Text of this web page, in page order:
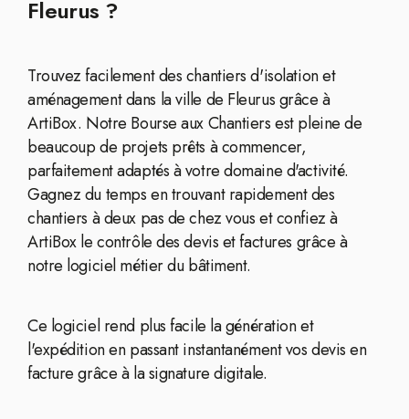
Fleurus ?
Trouvez facilement des chantiers d'isolation et
aménagement dans la ville de Fleurus grâce à
ArtiBox. Notre Bourse aux Chantiers est pleine de
beaucoup de projets prêts à commencer,
parfaitement adaptés à votre domaine d'activité.
Gagnez du temps en trouvant rapidement des
chantiers à deux pas de chez vous et confiez à
ArtiBox le contrôle des devis et factures grâce à
notre logiciel métier du bâtiment.
Ce logiciel rend plus facile la génération et
l'expédition en passant instantanément vos devis en
facture grâce à la signature digitale.